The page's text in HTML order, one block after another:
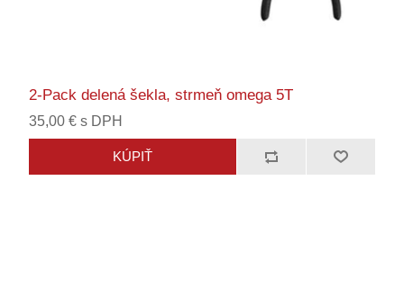
2-Pack delená šekla, strmeň omega 5T
35,00 € s DPH